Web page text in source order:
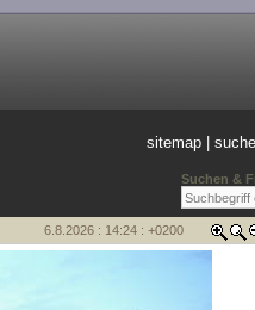
Suchen &
sitemap |suche
6.8.2026 : 14:24 : +0200